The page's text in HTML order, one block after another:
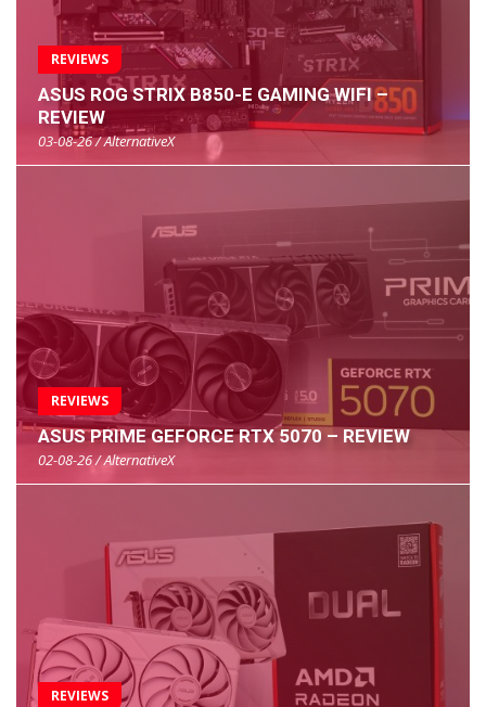
REVIEWS
ASUS ROG STRIX B850-E GAMING WIFI –
REVIEW
03-08-26 / AlternativeX
REVIEWS
ASUS PRIME GEFORCE RTX 5070 – REVIEW
02-08-26 / AlternativeX
REVIEWS